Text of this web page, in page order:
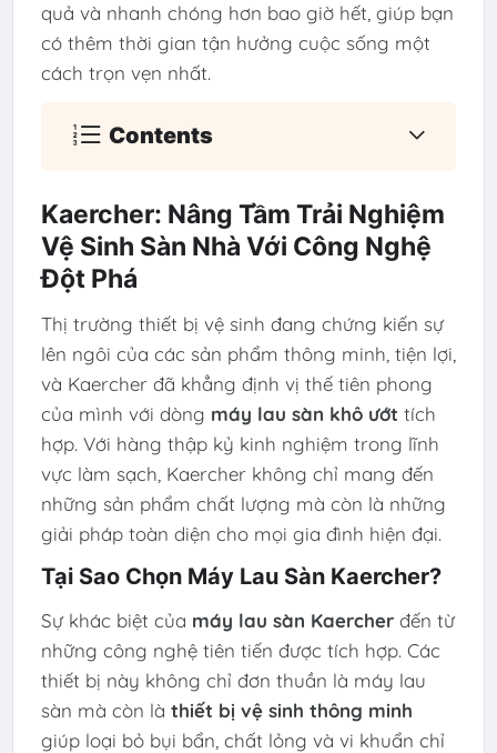
quả và nhanh chóng hơn bao giờ hết, giúp bạn
có thêm thời gian tận hưởng cuộc sống một
cách trọn vẹn nhất.
Contents
Kaercher: Nâng Tầm Trải Nghiệm
Vệ Sinh Sàn Nhà Với Công Nghệ
Đột Phá
Thị trường thiết bị vệ sinh đang chứng kiến sự
lên ngôi của các sản phẩm thông minh, tiện lợi,
và Kaercher đã khẳng định vị thế tiên phong
của mình với dòng máy lau sàn khô ướt tích
hợp. Với hàng thập kỷ kinh nghiệm trong lĩnh
vực làm sạch, Kaercher không chỉ mang đến
những sản phẩm chất lượng mà còn là những
giải pháp toàn diện cho mọi gia đình hiện đại.
Tại Sao Chọn Máy Lau Sàn Kaercher?
Sự khác biệt của máy lau sàn Kaercherđến từ
những công nghệ tiên tiến được tích hợp. Các
thiết bị này không chỉ đơn thuần là máy lau
sàn mà còn là thiết bị vệ sinh thông minh
giúp loại bỏ bụi bẩn, chất lỏng và vi khuẩn chỉ